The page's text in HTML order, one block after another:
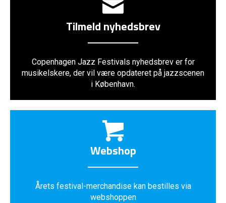
Tilmeld nyhedsbrev
Copenhagen Jazz Festivals nyhedsbrev er for
musikelskere, der vil være opdateret på jazzscenen
i København.
Webshop
Årets festival-merchandise kan bestilles via
webshoppen